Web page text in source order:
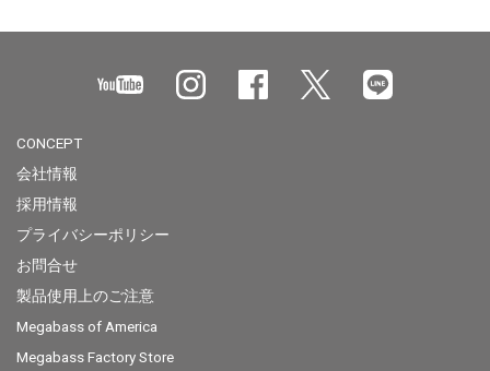
CONCEPT
会社情報
採用情報
プライバシーポリシー
お問合せ
製品使用上のご注意
Megabass of America
Megabass Factory Store